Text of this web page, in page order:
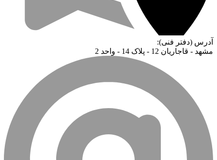
آدرس (دفتر فنی):
مشهد - قاجاریان 12 - پلاک 14 - واحد 2